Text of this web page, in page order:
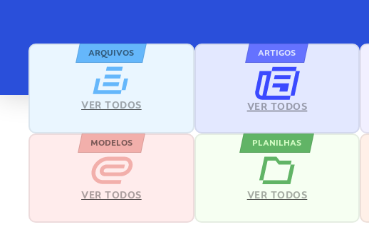
ARQUIVOS
VER TODOS
ARTIGOS
VER TODOS
MODELOS
VER TODOS
PLANILHAS
VER TODOS